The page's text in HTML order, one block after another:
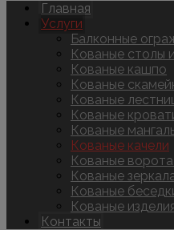
Главная
Услуги
Балконные
Кованые столы
Кованые кашпо
Кованые
Кованые
Кованые
Кованые
Кованые качели
Кованые
Кованые
Кованые
Кованые
Контакты